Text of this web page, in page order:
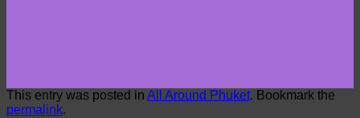
This entry was posted in All Around Phuket. Bookmark the
permalink.